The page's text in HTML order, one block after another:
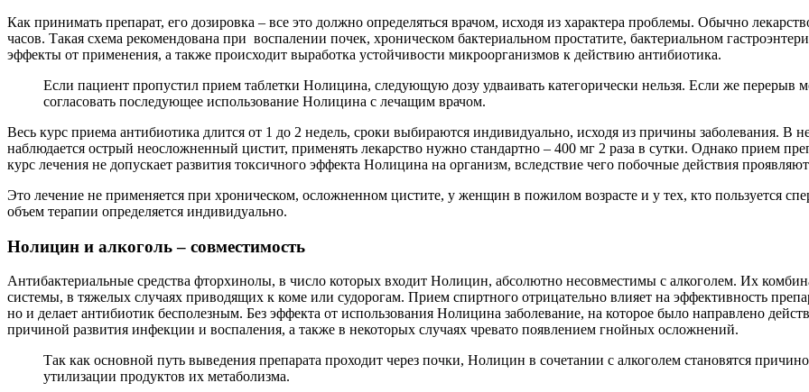
Как принимать препарат, его дозировка – все это должно определяться врачом, исходя из характера проблемы. Обычно
часов. Такая схема рекомендована при воспалении почек, хроническом бактериальном простатите, бактериальном
эффекты от применения, а также происходит выработка устойчивости микроорганизмов к действию антибиотика.
Если пациент пропустил прием таблетки Нолицина, следующую дозу удваивать категорически нельзя. Если же перерыв
согласовать последующее использование Нолицина с лечащим врачом.
Весь курс приема антибиотика длится от 1 до 2 недель, сроки выбираются индивидуально, исходя из причины заболевания. В
наблюдается острый неосложненный цистит, применять лекарство нужно стандартно – 400 мг 2 раза в сутки. Однако прием
курс лечения не допускает развития токсичного эффекта Нолицина на организм, вследствие чего побочные действия
Это лечение не применяется при хроническом, осложненном цистите, у женщин в пожилом возрасте и у тех, кто пользуется
объем терапии определяется индивидуально.
Нолицин и алкоголь – совместимость
Антибактериальные средства фторхинолы, в число которых входит Нолицин, абсолютно несовместимы с алкоголем. Их
системы, в тяжелых случаях приводящих к коме или судорогам. Прием спиртного отрицательно влияет на эффективность
но и делает антибиотик бесполезным. Без эффекта от использования Нолицина заболевание, на которое было направлено
причиной развития инфекции и воспаления, а также в некоторых случаях чревато появлением гнойных осложнений.
Так как основной путь выведения препарата проходит через почки, Нолицин в сочетании с алкоголем становятся
утилизации продуктов их метаболизма.